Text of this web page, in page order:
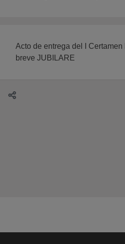
Acto de entrega del I
breve JUBILARE